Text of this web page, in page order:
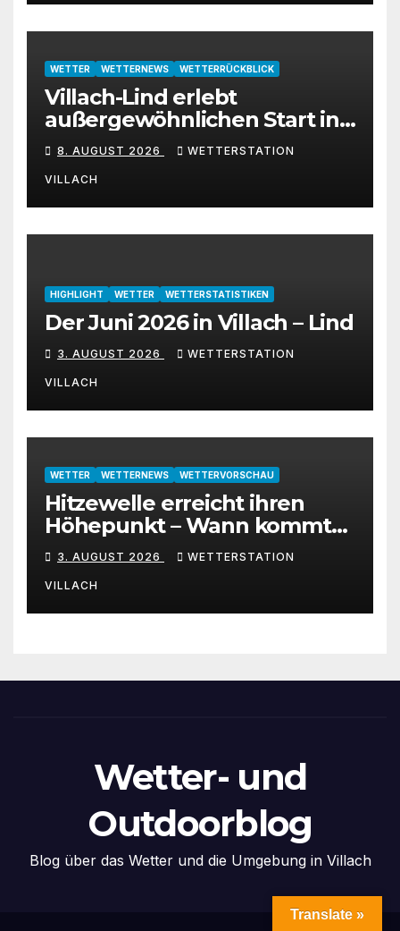
WETTER WETTERNEWS WETTERRÜCKBLICK
Villach-Lind erlebt
außergewöhnlichen Start in
den August 2026
8. AUGUST 2026 WETTERSTATION
VILLACH
HIGHLIGHT WETTER WETTERSTATISTIKEN
Der Juni 2026 in Villach – Lind
3. AUGUST 2026 WETTERSTATION
VILLACH
WETTER WETTERNEWS WETTERVORSCHAU
Hitzewelle erreicht ihren
Höhepunkt – Wann kommt
die Abkühlung?
3. AUGUST 2026 WETTERSTATION
VILLACH
Wetter- und
Outdoorblog
Blog über das Wetter und die Umgebung in Villach
Translate »